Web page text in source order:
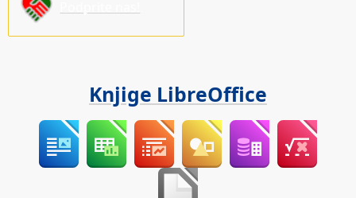
Knjige LibreOffice